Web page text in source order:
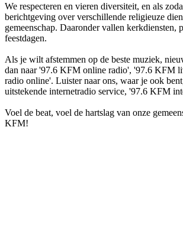
We respecteren en vieren diversiteit, en als
berichtgeving over verschillende religieuze
gemeenschap. Daaronder vallen kerkdiensten,
feestdagen.
Als je wilt afstemmen op de beste muziek,
dan naar '97.6 KFM online radio', '97.6 KFM
radio online'. Luister naar ons, waar je ook
uitstekende internetradio service, '97.6 KFM
Voel de beat, voel de hartslag van onze
KFM!